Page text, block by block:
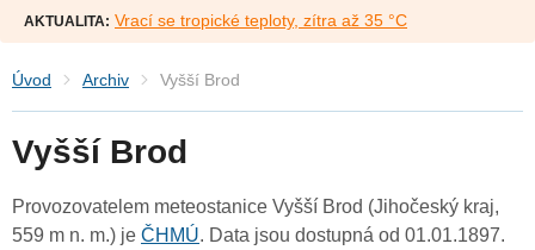
AKTUALITA: Vrací se tropické teploty, zítra až 35 °C
Úvod Archiv Vyšší Brod
Vyšší Brod
Provozovatelem meteostanice Vyšší Brod (Jihočeský kraj,
559 m n. m.) je ČHMÚ. Data jsou dostupná od 01.01.1897.